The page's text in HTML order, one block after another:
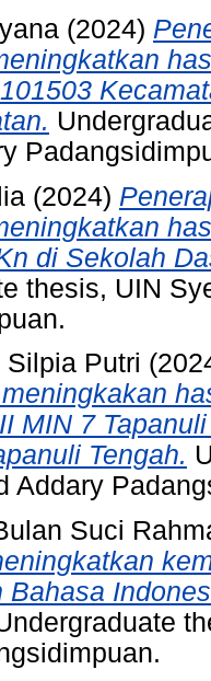
(2024)
(2024)
di Sekolah
thesis, UIN
Silpia Putri
MIN 7
Tengah.
Addary
Suci
Bahasa